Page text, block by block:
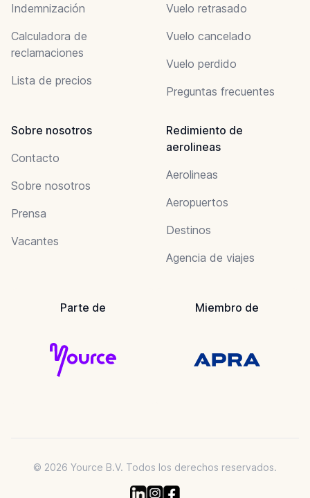
Indemnización
Calculadora de
reclamaciones
Lista de precios
Vuelo retrasado
Vuelo cancelado
Vuelo perdido
Preguntas frecuentes
Sobre nosotros
Contacto
Sobre nosotros
Prensa
Vacantes
Redimiento de
aerolineas
Aerolineas
Aeropuertos
Destinos
Agencia de viajes
Parte de Miembro de
© 2026 Yource B.V. Todos los derechos reservados.